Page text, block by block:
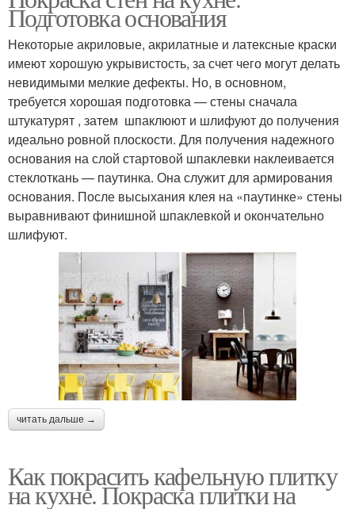
Подготовка основания
Некоторые акриловые, акрилатные и латексные краски
имеют хорошую укрывистость, за счет чего могут делать
невидимыми мелкие дефекты. Но, в основном,
требуется хорошая подготовка — стены сначала
штукатурят , затем шпаклюют и шлифуют до получения
идеально ровной плоскости. Для получения надежного
основания на слой стартовой шпаклевки наклеивается
стеклоткань — паутинка. Она служит для армирования
основания. После высыхания клея на «паутинке» стены
выравнивают финишной шпаклевкой и окончательно
шлифуют.
читать дальше →
Как покрасить кафельную плитку
на кухне. Покраска плитки на